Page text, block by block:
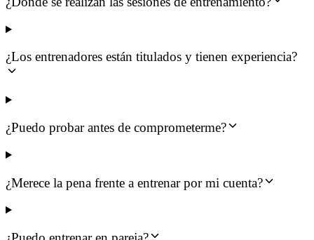
¿Los entrenadores están titulados y tienen experiencia?
¿Puedo probar antes de comprometerme?
¿Merece la pena frente a entrenar por mi cuenta?